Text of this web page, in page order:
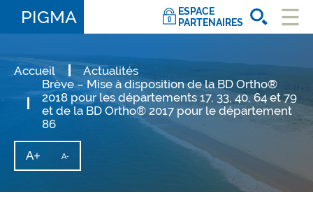
PIGMA
ESPACE
PARTENAIRES
Accueil
Actualités
Brève – Mise à disposition de la BD Ortho®
2018 pour les départements 17, 33, 40, 64 et 79
et de la BD Ortho® 2017 pour le département
86
A+ Augmenter
la
du
A-
taille